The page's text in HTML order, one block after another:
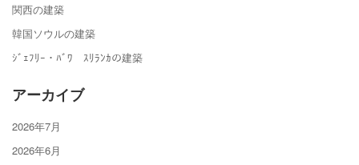
関西の建築
韓国ソウルの建築
ｼﾞｪﾌﾘｰ・ﾊﾞﾜ ｽﾘﾗﾝｶの建築
アーカイブ
2026年7月
2026年6月